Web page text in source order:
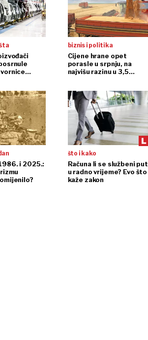
biznis i politika
Cijene hrane opet
porasle u srpnju, na
najvišu razinu u 3,5
i 2025.:
što i kako
Računa li se službeni put
u radno vrijeme? Evo što
kaže zakon